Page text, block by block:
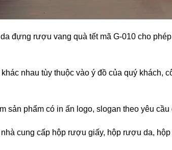
đựng rượu vang quà tết mã G-010 cho
nhau tùy thuộc vào ý đồ của quý khách,
sản phẩm có in ấn logo, slogan theo yêu
cung cấp hộp rượu giấy, hộp rượu da,